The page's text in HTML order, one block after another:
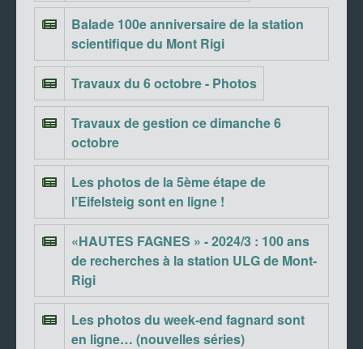
Balade 100e anniversaire de la station
scientifique du Mont Rigi
Travaux du 6 octobre - Photos
Travaux de gestion ce dimanche 6
octobre
Les photos de la 5ème étape de
l’Eifelsteig sont en ligne !
«HAUTES FAGNES » - 2024/3 : 100 ans
de recherches à la station ULG de Mont-
Rigi
Les photos du week-end fagnard sont
en ligne… (nouvelles séries)